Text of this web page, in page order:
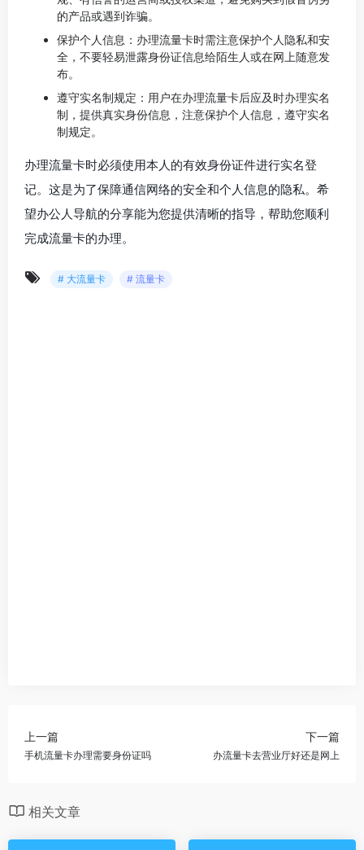
的产品或遇到诈骗。
保护个人信息：办理流量卡时需注意保护个人隐私和安
全，不要轻易泄露身份证信息给陌生人或在网上随意发
布。
遵守实名制规定：用户在办理流量卡后应及时办理实名
制，提供真实身份信息，注意保护个人信息，遵守实名
制规定。
办理流量卡时必须使用本人的有效身份证件进行实名登
记。这是为了保障通信网络的安全和个人信息的隐私。希
望办公人导航的分享能为您提供清晰的指导，帮助您顺利
完成流量卡的办理。
# 大流量卡 # 流量卡
上一篇
手机流量卡办理需要身份证吗
下一篇
办流量卡去营业厅好还是网上
相关文章